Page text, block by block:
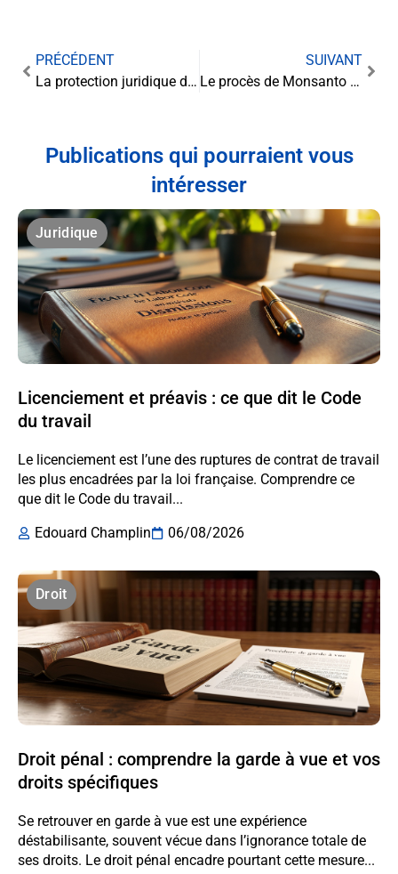
PRÉCÉDENT
La protection juridique des bases de données : un enjeu majeur du droit de la communication
SUIVANT
Le procès de Monsanto : environnement et responsabilités
Publications qui pourraient vous
intéresser
Juridique
Licenciement et préavis : ce que dit le Code
du travail
Le licenciement est l’une des ruptures de contrat de travail
les plus encadrées par la loi française. Comprendre ce
que dit le Code du travail...
Edouard Champlin
06/08/2026
Droit
Droit pénal : comprendre la garde à vue et vos
droits spécifiques
Se retrouver en garde à vue est une expérience
déstabilisante, souvent vécue dans l’ignorance totale de
ses droits. Le droit pénal encadre pourtant cette mesure...